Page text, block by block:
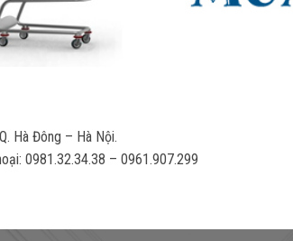
Hà Đông – Hà Nội.
0981.32.34.38 – 0961.907.299